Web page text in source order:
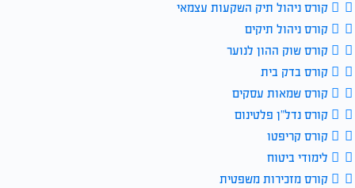
קורס ניהול תיק השקעות עצמאי
קורס ניהול תיקים
קורס שוק ההון לנוער
קורס בדק בית
קורס שמאות עסקים
קורס נדל”ן פלטינום
קורס קריפטו
לימודי ביטוח
קורס מזכירות משפטית